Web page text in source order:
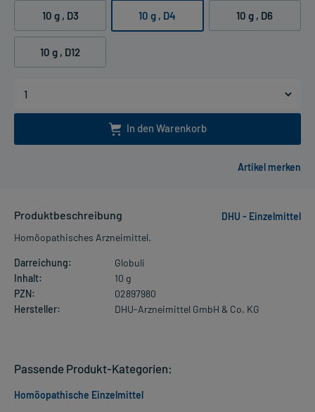
10 g , D3 10 g , D4 10 g , D6
10 g , D12
In den Warenkorb
Produktbeschreibung
DHU - Einzelmittel
Homöopathisches Arzneimittel.
Darreichung:
Globuli
Inhalt:
10 g
PZN:
02897980
Hersteller:
DHU-Arzneimittel GmbH & Co. KG
Passende Produkt-Kategorien:
Homöopathische Einzelmittel